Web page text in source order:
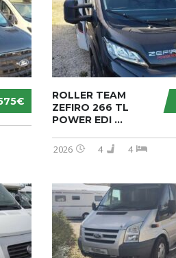
ROLLER TEAM
ZEFIRO 266 TL
POWER EDI ...
2026 4 4